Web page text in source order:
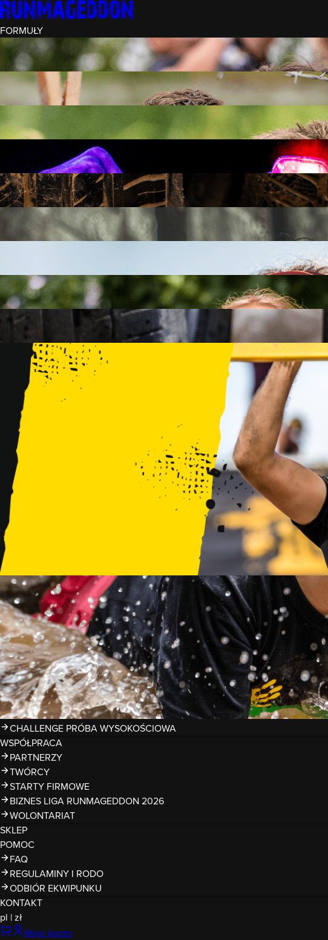
FORMUŁY
INTRO (¼)
15 PRZESZKÓD
3 KM+
REKRUT (½)
30 PRZESZKÓD
RUNMAGEDDON
50 PRZESZKÓD
12 KM+
NOCNY REKRUT (½)
30 PRZESZKÓD
6 KM+
INTRO U-16
15 PRZESZKÓD
3 KM+
RUNMAGEDDON HARDCORE
70 PRZESZKÓD
21 KM+
FAMILY
15 PRZESZKÓD
2 KM+
KIDS
15 PRZESZKÓD
1 KM+
TRENINGI
WYDARZENIA
RUNMAGEDDON LUBLIN ZALEW ZEMBORZYCKI 22/23.08.2026
RUNMAGEDDON ERGO ARENA GDAŃSK/SOPOT 12/13.09.2026
RUNMAGEDDON KIDS: DEMO WARSZAWA 24/26.09.2026
RUNMAGEDDON WROCŁAW KOPALNIA ROLANTOWICE 26/27.09.2026
RUNMAGEDDON WARSZAWA TWIERDZA MODLIN 10/11.10.2026
RUNMAGEDDON JURAPARK BAŁTÓW 24/25.10.2026
RUNMAGEDDON HALLOWEEN WARSZAWA 31.10.2026
TRENINGI
VOUCHERY
DLA ZAWODNIKÓW
ZDJĘCIA
KALENDARZ 2026
WYNIKI
LIGA RUNMAGEDDON 2026
SUPERLIGA RUNMAGEDDON 2026
SUPERLIGA RMG KIDS 2026
KWALIFIKACJE DO MISTRZOSTW EUROPY I ŚWIATA OCR
TROFEA
LEGENDY RUNMAGEDDON
MAGAZYN
CHALLENGE PRÓBA WYSOKOŚCIOWA
WSPÓŁPRACA
PARTNERZY
TWÓRCY
STARTY FIRMOWE
BIZNES LIGA RUNMAGEDDON 2026
WOLONTARIAT
SKLEP
POMOC
FAQ
REGULAMINY I RODO
ODBIÓR EKWIPUNKU
KONTAKT
pl |zł
Moje konto